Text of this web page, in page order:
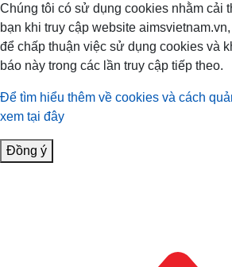
Chúng tôi có sử dụng cookies nhằm cải
bạn khi truy cập website
để chấp thuận việc sử dụng cookies và
báo này trong các lần truy cập tiếp theo.
Để tìm hiểu thêm về cookies và cách
xem tại đây
Đồng ý